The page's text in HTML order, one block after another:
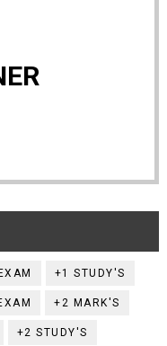
+1 STUDY'S
+2 MARK'S
+2 STUDY'S